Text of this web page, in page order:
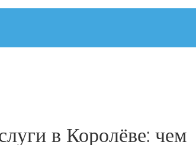
в Королёве: чем